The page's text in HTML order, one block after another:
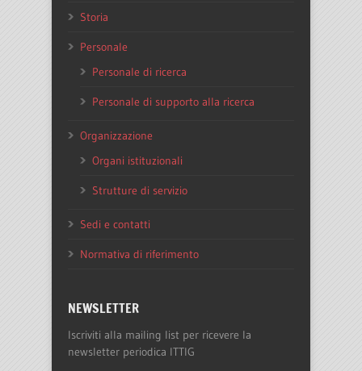
Storia
Personale
Personale di ricerca
Personale di supporto alla ricerca
Organizzazione
Organi istituzionali
Strutture di servizio
Sedi e contatti
Normativa di riferimento
NEWSLETTER
Iscriviti alla mailing list per ricevere la
newsletter periodica ITTIG